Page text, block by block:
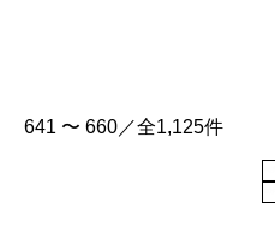
641 〜 660／全1,125件